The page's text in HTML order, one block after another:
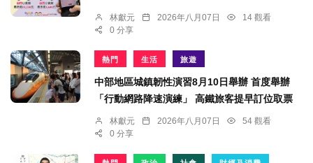
林獻元 2026年八月07日
14 觀看
0 分享
熱門 生活 旅遊
中部地區城鎮韌性演習8月10日舉辦 首度舉辦
「行動網路降速演練」 高鐵旅客提早訂位取票
林獻元 2026年八月07日
54 觀看
0 分享